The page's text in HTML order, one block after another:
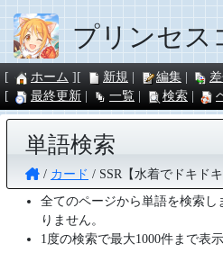
プリンセス
ホーム 新規 編集
最終更新
一覧 検索
単語検索
カード
SSR【水着でドキド
全てのページから単語を検索
りません。
1度の検索で最大1000件まで表